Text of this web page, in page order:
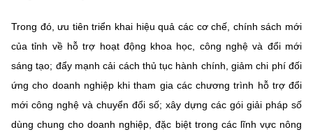
Trong đó, ưu tiên triển khai hiệu quả các cơ chế, chính sách mới
của tỉnh về hỗ trợ hoạt động khoa học, công nghệ và đổi mới
sáng tạo; đẩy mạnh cải cách thủ tục hành chính, giảm chi phí đối
ứng cho doanh nghiệp khi tham gia các chương trình hỗ trợ đổi
mới công nghệ và chuyển đổi số; xây dựng các gói giải pháp số
dùng chung cho doanh nghiệp, đặc biệt trong các lĩnh vực nông